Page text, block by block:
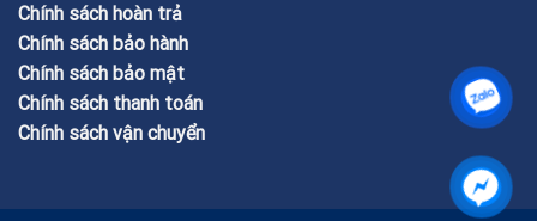
Chính sách hoàn trả
Chính sách bảo hành
Chính sách bảo mật
Chính sách thanh toán
Chính sách vận chuyển